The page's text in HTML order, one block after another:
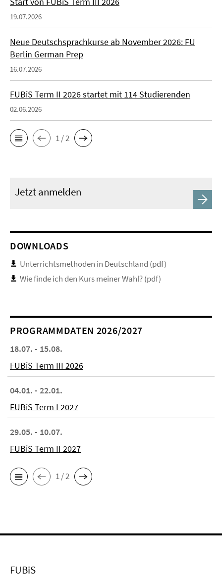
19.07.2026
Neue Deutschsprachkurse ab November 2026: FU
Berlin German Prep
16.07.2026
FUBiS Term II 2026 startet mit 114 Studierenden
02.06.2026
1 / 2
Jetzt anmelden
DOWNLOADS
Unterrichtsmethoden in Deutschland (pdf)
Wie finde ich den Kurs meiner Wahl? (pdf)
PROGRAMMDATEN 2026/2027
18.07. - 15.08.
FUBiS Term III 2026
04.01. - 22.01.
FUBiS Term I 2027
29.05. - 10.07.
FUBiS Term II 2027
1 / 2
FUBiS